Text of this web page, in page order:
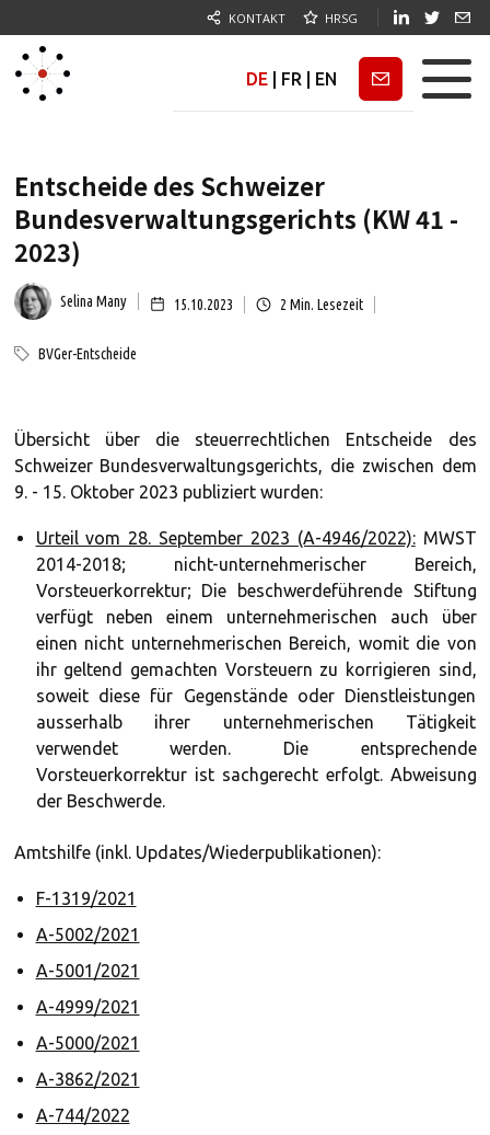
KONTAKT HRSG
DE FR EN Newsletter
Entscheide des Schweizer
Bundesverwaltungsgerichts (KW 41 -
2023)
Selina Many 15.10.2023 2 Min. Lesezeit
BVGer-Entscheide
Übersicht über die steuerrechtlichen Entscheide des
Schweizer Bundesverwaltungsgerichts, die zwischen dem
9. - 15. Oktober 2023 publiziert wurden:
Urteil vom 28. September 2023 (A-4946/2022):MWST
2014-2018; nicht-unternehmerischer Bereich,
Vorsteuerkorrektur; Die beschwerdeführende Stiftung
verfügt neben einem unternehmerischen auch über
einen nicht unternehmerischen Bereich, womit die von
ihr geltend gemachten Vorsteuern zu korrigieren sind,
soweit diese für Gegenstände oder Dienstleistungen
ausserhalb ihrer unternehmerischen Tätigkeit
verwendet werden. Die entsprechende
Vorsteuerkorrektur ist sachgerecht erfolgt. Abweisung
der Beschwerde.
Amtshilfe (inkl. Updates/Wiederpublikationen):
F-1319/2021
A-5002/2021
A-5001/2021
A-4999/2021
A-5000/2021
A-3862/2021
A-744/2022